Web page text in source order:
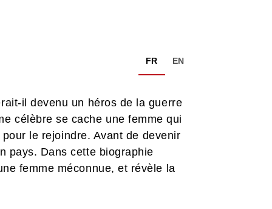
FR EN
il devenu un héros de la guerre
célèbre se cache une femme qui
le rejoindre. Avant de devenir
pays. Dans cette biographie
femme méconnue, et révèle la